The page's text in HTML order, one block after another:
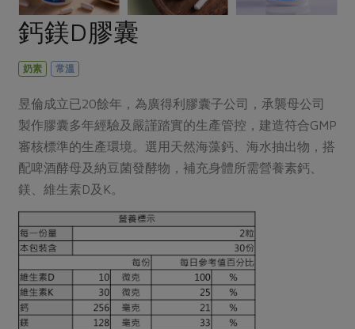
美妝保養 個人清潔
家庭清潔
日用品
優惠專區
素食專區
樂齡友善
主題食譜
養身食補
節慶大餐
高麗菜海鮮煎餅
2024農業發展計畫年度報告
更多議題活動
把最好的台灣味帶回家！
生活者e週報
綠主張月刊
典藏閱覽室
社務專區
選舉專區
最新消息
媒體報導
下載專區
社務會議
鈣鎂D膠囊
奶素 常溫
昱倫成立已20餘年，為廣得利膠囊子公司，承襲母公司
製作膠囊多年經驗及嚴謹踏實的生產管控，建造符合GMP
審核標準的生產環境。選用天然海藻鈣、海水抽出物，搭
配啤酒酵母及納豆菌發酵物，補充身體所需營養素鈣、
鎂、維生素D及K。